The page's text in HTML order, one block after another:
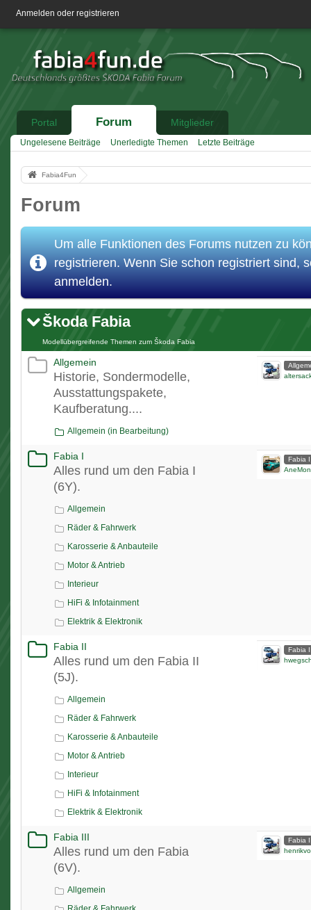
Anmelden oder registrieren
Portal Forum Mitglieder
Ungelesene Beiträge Unerledigte Themen Letzte Beiträge
Fabia4Fun
Forum
Um alle Funktionen des Forums nutzen zu
registrieren. Wenn Sie schon registriert sind,
anmelden.
Škoda Fabia
Modellübergreifende Themen zum Škoda Fabia
Allgemein
Historie, Sondermodelle,
Ausstattungspakete,
Kaufberatung....
Allgemein (in Bearbeitung)
Fabia I
Alles rund um den Fabia I
(6Y).
Fabia I
Allgemein
Räder & Fahrwerk
Karosserie & Anbauteile
Motor & Antrieb
Interieur
HiFi & Infotainment
Elektrik & Elektronik
Fabia II
Alles rund um den Fabia II
(5J).
Fabia
Allgemein
Räder & Fahrwerk
Karosserie & Anbauteile
Motor & Antrieb
Interieur
HiFi & Infotainment
Elektrik & Elektronik
Fabia III
Alles rund um den Fabia
(6V).
Fabia
Allgemein